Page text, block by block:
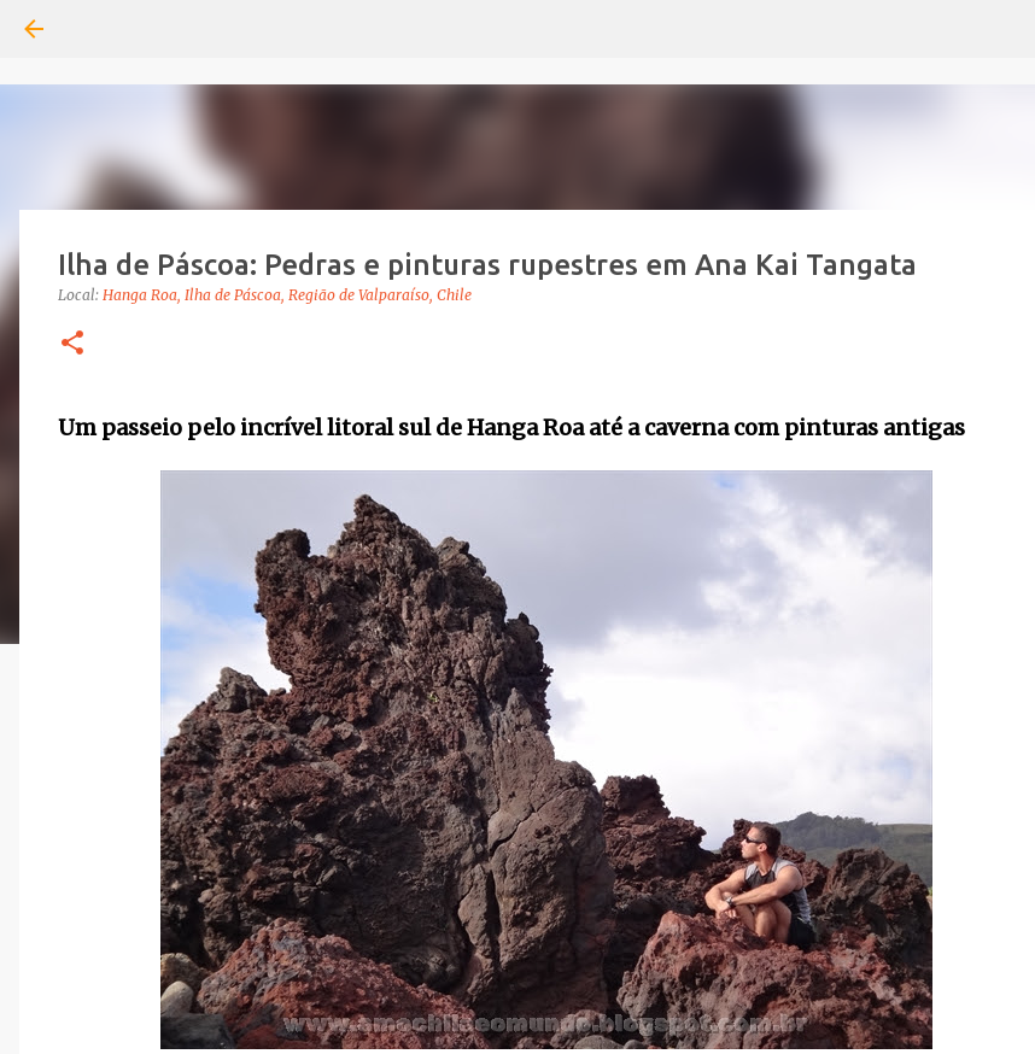
Ilha de Páscoa: Pedras e pinturas rupestres em Ana Kai Tangata
Local: Hanga Roa, Ilha de Páscoa, Região de Valparaíso, Chile
Um passeio pelo incrível litoral sul de Hanga Roa até a caverna com pinturas antigas